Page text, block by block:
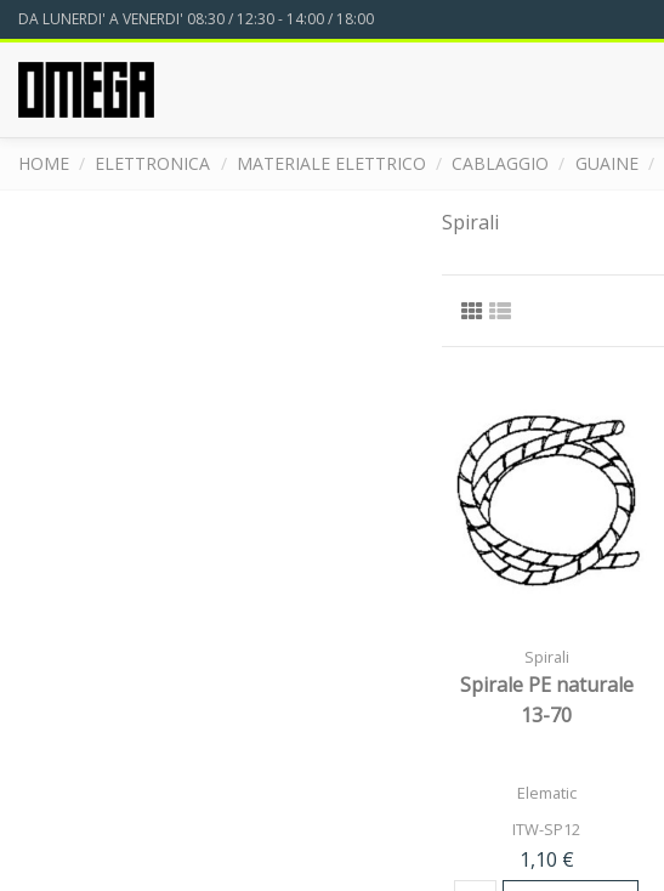
DA LUNERDI' A VENERDI' 08:30 / 12:30 - 14:00 / 18:00
HOME ELETTRONICA MATERIALE ELETTRICO CABLAGGIO GUAINE
Spirali
Spirali
Spirale PE naturale
13-70
Elematic
ITW-SP12
1,10 €